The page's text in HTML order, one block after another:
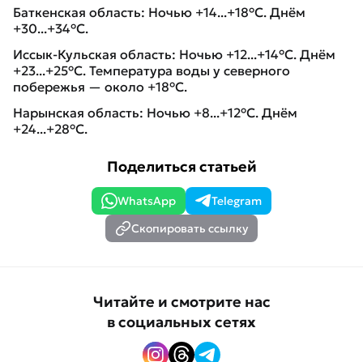
Баткенская область: Ночью +14...+18°C. Днём
+30...+34°C.
Иссык-Кульская область: Ночью +12...+14°C. Днём
+23...+25°C. Температура воды у северного
побережья — около +18°C.
Нарынская область: Ночью +8...+12°C. Днём
+24...+28°C.
Поделиться статьей
WhatsApp
Telegram
Скопировать ссылку
Читайте и смотрите нас
в социальных сетях